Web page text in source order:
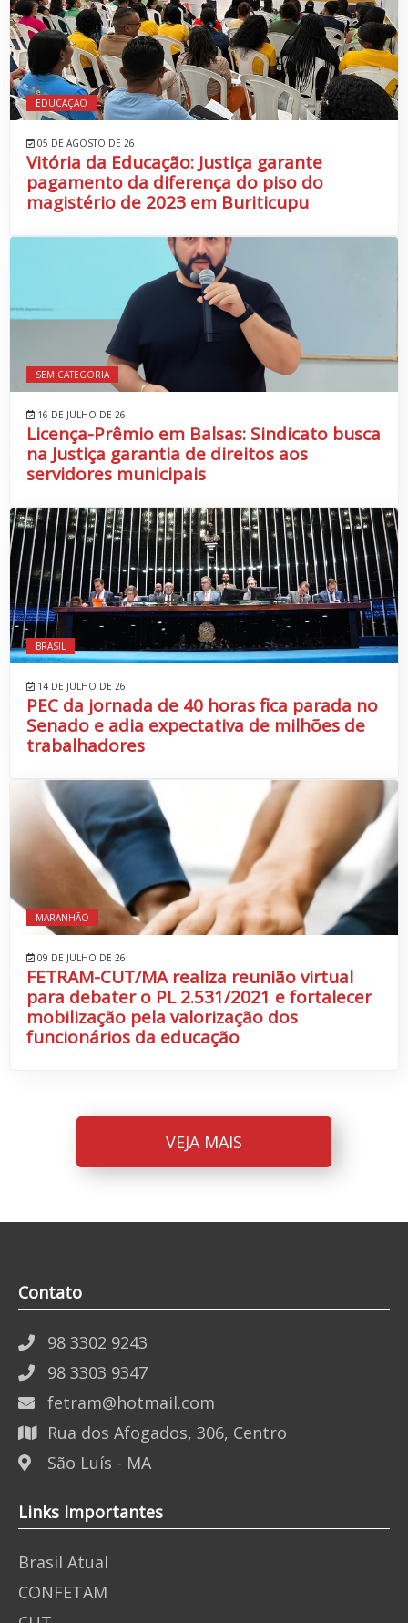
EDUCAÇÃO
05 DE AGOSTO DE 26
Vitória da Educação: Justiça garante
pagamento da diferença do piso do
magistério de 2023 em Buriticupu
SEM CATEGORIA
16 DE JULHO DE 26
Licença-Prêmio em Balsas: Sindicato busca
na Justiça garantia de direitos aos
servidores municipais
BRASIL
14 DE JULHO DE 26
PEC da jornada de 40 horas fica parada no
Senado e adia expectativa de milhões de
trabalhadores
MARANHÃO
09 DE JULHO DE 26
FETRAM-CUT/MA realiza reunião virtual
para debater o PL 2.531/2021 e fortalecer
mobilização pela valorização dos
funcionários da educação
VEJA MAIS
Contato
98 3302 9243
98 3303 9347
fetram@hotmail.com
Rua dos Afogados, 306, Centro
São Luís - MA
Links Importantes
Brasil Atual
CONFETAM